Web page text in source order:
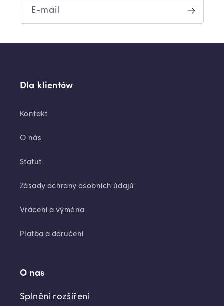
E-mail
Dla klientów
Kontakt
O nás
Statut
Zásady ochrany osobních údajů
Vrácení a výměna
Platba a doručení
O nas
Splnění rozšíření